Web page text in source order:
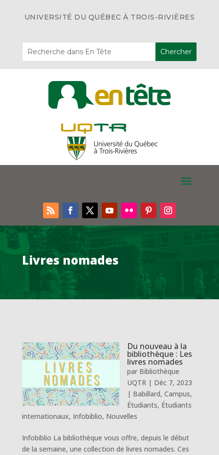
UNIVERSITÉ DU QUÉBEC À TROIS-RIVIÈRES
Livres nomades
Du nouveau à la
bibliothèque : Les
livres nomades
par Bibliothèque
UQTR| Déc 7, 2023
| Babillard, Campus,
Étudiants, Étudiants
internationaux, Infobiblio, Nouvelles
Infobiblio La bibliothèque vous offre, depuis le début
de la semaine, une collection de livres nomades. Ces